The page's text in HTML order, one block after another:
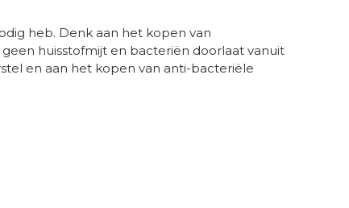
heb. Denk aan het kopen van
huisstofmijt en bacteriën doorlaat vanuit
en aan het kopen van anti-bacteriële